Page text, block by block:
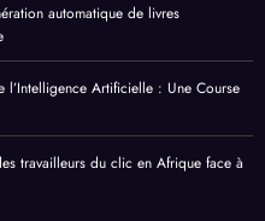
automatique de livres
l’Intelligence Artificielle : Une Course
travailleurs du clic en Afrique face à